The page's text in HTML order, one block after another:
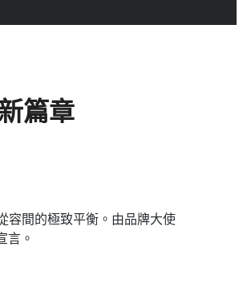
篇章
容間的極致平衡。由品牌大使
言。